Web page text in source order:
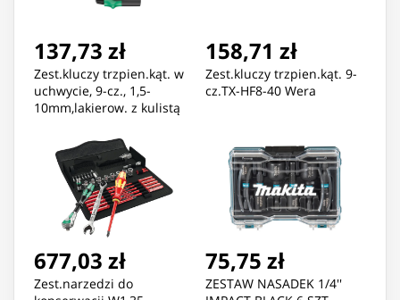
137,73 zł
Zest.kluczy trzpien.kąt. w
uchwycie, 9-cz., 1,5-
10mm,lakierow. z kulistą
158,71 zł
Zest.kluczy trzpien.kąt. 9-
cz.TX-HF8-40 Wera
677,03 zł
Zest.narzedzi do
75,75 zł
ZESTAW NASADEK 1/4''